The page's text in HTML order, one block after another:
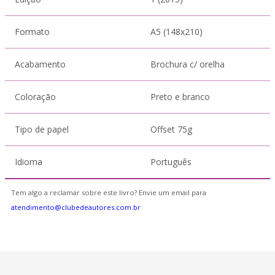
Formato A5 (148x210)
Acabamento Brochura c/ orelha
Coloração Preto e branco
Tipo de papel Offset 75g
Idioma Português
Tem algo a reclamar sobre este livro? Envie um email para
atendimento@clubedeautores.com.br